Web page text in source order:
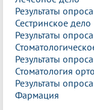
Результаты
Сестринское дело
Результаты
Результаты
Стоматология
Результаты
Фармация